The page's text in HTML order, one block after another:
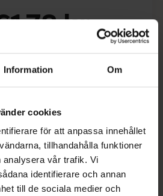
Information Om
cookies
för att anpassa innehållet
tillhandahålla funktioner
vår trafik. Vi
identifierare och annan
till de sociala medier och
kr